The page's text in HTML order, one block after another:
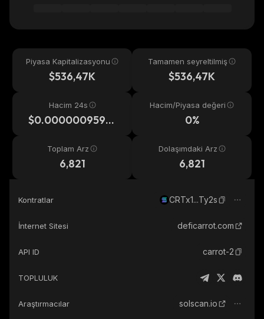
Piyasa Kapitalizasyonu
$536,47K
Tamamen seyreltilmiş
$536,47K
Hacim 24s
$0.0000009593
Hacim/Piyasa değeri
0%
Toplam Arz
6,821
Dolaşımdaki Arz
6,821
Kontratlar CRTx1...Ty2s
İnternet Sitesi deficarrot.com
API ID carrot-2
TOPLULUK
Araştırmacılar solscan.io